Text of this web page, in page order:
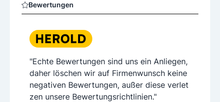
Bewertungen
"Echte Bewertungen sind uns ein Anliegen,
daher löschen wir auf Firmenwunsch keine
negativen Bewertungen, außer diese verlet
zen unsere Bewertungsrichtlinien."